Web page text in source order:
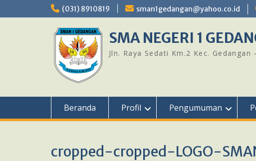
to
(031) 8910819 sman1gedangan@yahoo.co.id
SMA NEGERI 1
Jln. Raya Sedati Km.2 Kec. Gedangan
Beranda Profil Pengumuman
cropped-cropped-LOGO-